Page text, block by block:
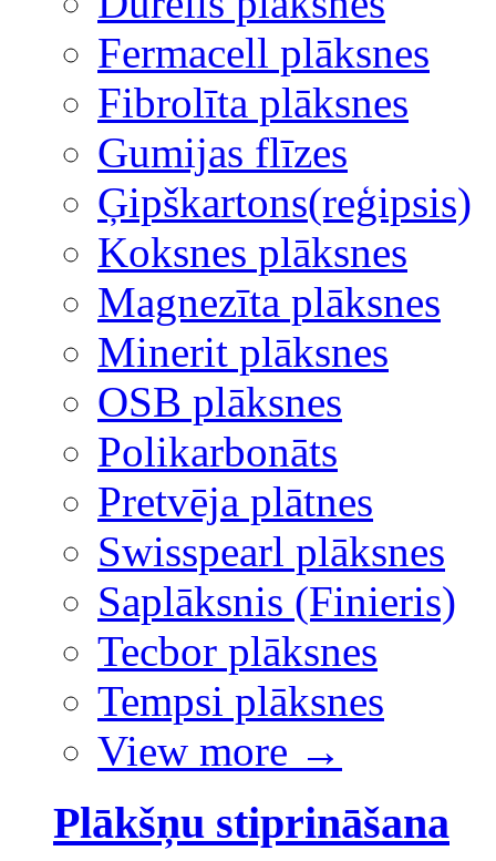
Fermacell plāksnes
Fibrolīta plāksnes
Gumijas flīzes
Ģipškartons(reģipsis)
Koksnes plāksnes
Magnezīta plāksnes
Minerit plāksnes
OSB plāksnes
Polikarbonāts
Pretvēja plātnes
Swisspearl plāksnes
Saplāksnis (Finieris)
Tecbor plāksnes
Tempsi plāksnes
View more →
Plākšņu stiprināšana